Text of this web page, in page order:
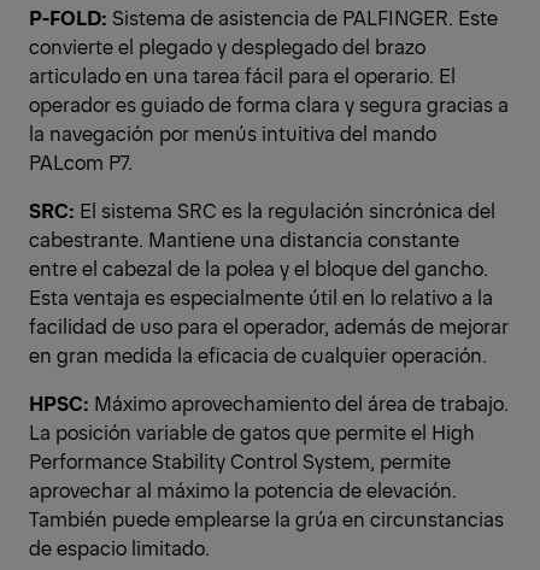
P-FOLD: Sistema de asistencia de PALFINGER. Este
convierte el plegado y desplegado del brazo
articulado en una tarea fácil para el operario. El
operador es guiado de forma clara y segura gracias a
la navegación por menús intuitiva del mando
PALcom P7.
SRC: El sistema SRC es la regulación sincrónica del
cabestrante. Mantiene una distancia constante
entre el cabezal de la polea y el bloque del gancho.
Esta ventaja es especialmente útil en lo relativo a la
facilidad de uso para el operador, además de mejorar
en gran medida la eficacia de cualquier operación.
HPSC: Máximo aprovechamiento del área de trabajo.
La posición variable de gatos que permite el High
Performance Stability Control System, permite
aprovechar al máximo la potencia de elevación.
También puede emplearse la grúa en circunstancias
de espacio limitado.